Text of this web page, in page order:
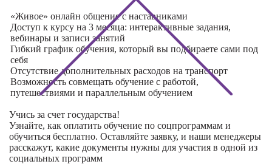
«Живое» онлайн общение с наставниками
Доступ к курсу на 3 месяца: интерактивные задания,
вебинары и записи занятий
Гибкий график обучения, который вы подбираете сами под
себя
Отсутствие дополнительных расходов на транспорт
Возможность совмещать обучение с работой,
путешествиями и параллельным обучением
Учись за счет государства!
Узнайте, как оплатить обучение по соцпрограммам и
обучиться бесплатно. Оставляйте заявку, и наши менеджеры
расскажут, какие документы нужны для участия в одной из
социальных программ